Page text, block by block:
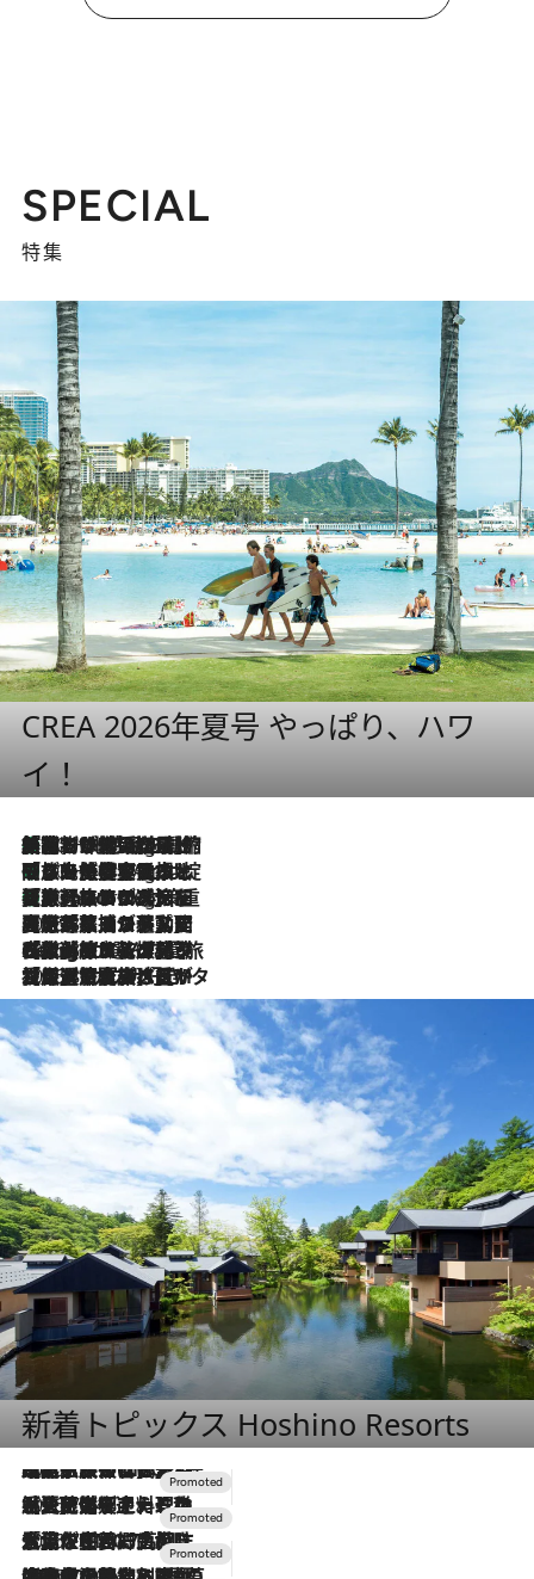
SPECIAL
特集
CREA 2026年夏号 やっぱり、ハワ
イ！
10 Hours Ago
「荷物が増えるほど旅ストレスは増す」美容ジャーナリストがたどり着いた最終結論。“化粧品を劇的に減らす”感動の凝縮美容とは
10 Hours Ago
「旅先には金髪ウィッグを持参」日本と同じメイクでは損してる!? 美容ジャーナリストが提案する“掟破りの旅美容”とは
10 Hours Ago
【厳選旅コスメ】「身軽さ＆UV対策重視！」ヘアアーティストshucoが選んだ夏旅ベストコスメを発表【Mサイズジップ】
2026.8.5
【厳選旅コスメ】国内をあちこち移動する河井菜摘が選んだ夏旅ベストコスメ発表！「リラックスアイテムはマスト」【Mサイズジップ】
2026.8.4
【厳選旅コスメ】「紫外線＆乾燥対策しながらメイク感も！」ヘア＆メイクGeorgeが選んだ夏旅ベストコスメを発表！【Mサイズジップ】
2026.8.3
【厳選旅コスメ】「保湿もタイパ重視！」“サウナ好き”タレント清水みさとが愛用する夏旅ベストコスメを発表！【Mサイズジップ】
新着トピックス Hoshino Resorts
2026.7.31
【ホテル帰省】という選択肢をOMOが提案。家族とほどよい距離を保つには「昼は実家、夜は気兼ねなくホテルで！」
2026.7.24
【夏限定ディナーコース】旬を迎える稚鮎や花ズッキーニなどをイタリア・トスカーナの郷土料理の手法で満喫！
2026.7.17
「土佐和ハーブかき氷」がOMO7高知に登場！生姜、山椒、大葉など目にも舌にも涼を呼ぶ郷土の味